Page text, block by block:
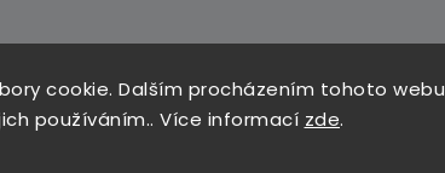
cookie. Dalším procházením tohoto webu
používáním.. Více informací zde.